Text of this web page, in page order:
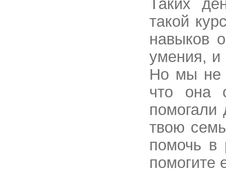
Таких
такой
навыков
умения, и
Но мы не
что она
помогали
твою
помочь в
помогите